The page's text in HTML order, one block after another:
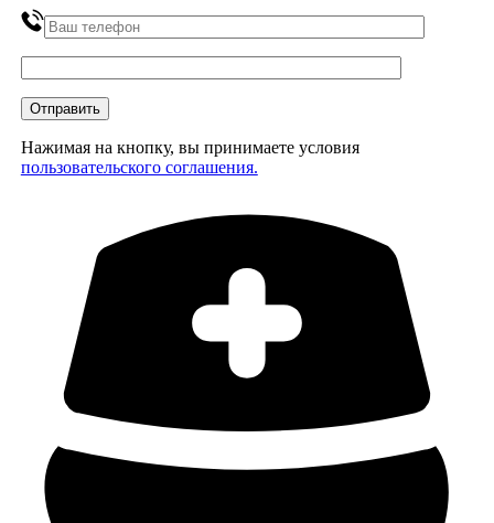
Нажимая на кнопку, вы принимаете условия
пользовательского соглашения.